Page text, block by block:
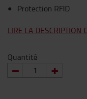
Protection RFID
LIRE LA DESCRIPTION
Quantité